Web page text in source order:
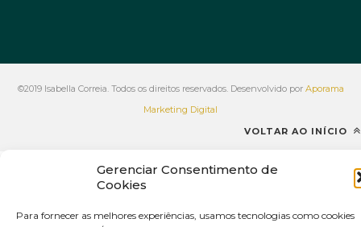
Gerenciar Consentimento de
Cookies
Para fornecer as melhores experiências, usamos tecnologias como cookies
©2019 Isabella Correia. Todos os direitos reservados. Desenvolvido por Aporama
Marketing Digital
VOLTAR AO INÍCIO